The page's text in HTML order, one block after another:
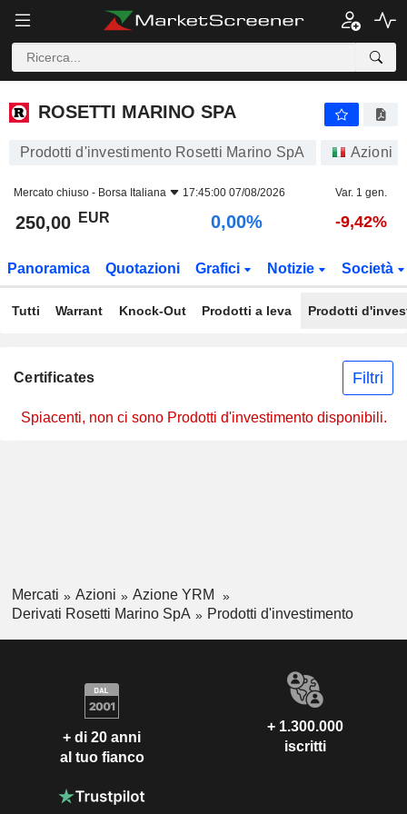
ROSETTI MARINO SPA
ROSETTI MARINO SPA
Prodotti d'investimento Rosetti Marino SpA Azioni
Mercato chiuso - Borsa Italiana 17:45:00 07/08/2026 Var. 1 gen.
250,00 EUR 0,00% -9,42%
Panoramica Quotazioni Grafici Notizie Società
Tutti Warrant Knock-Out Prodotti a leva Prodotti
Certificates Filtri
Spiacenti, non ci sono Prodotti d'investimento disponibili.
Mercati Azioni
Azione YRM
Derivati Rosetti Marino SpA
Prodotti d'investimento
+ di 20 anni
al tuo fianco
+ 1.300.000
iscritti